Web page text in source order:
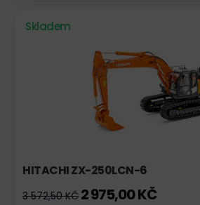
Skladem
HITACHI ZX-250LCN-6
3 572,50 KČ 2 975,00 KČ